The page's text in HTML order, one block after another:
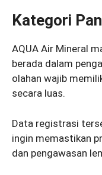
Kategori
AQUA Air Mineral
berada dalam
olahan wajib
secara luas.
Data registrasi
ingin memastikan
dan pengawasan